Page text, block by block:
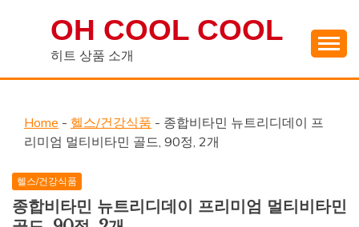
OH COOL COOL
히트 상품 소개
Home - 헬스/건강식품 - 종합비타민 뉴트리디데이 프
리미엄 멀티비타민 골드, 90정, 2개
헬스/건강식품
종합비타민 뉴트리디데이 프리미엄 멀티비타민